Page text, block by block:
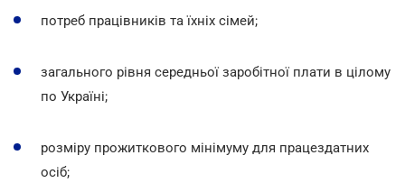
потреб працівників та їхніх сімей;
загального рівня середньої заробітної плати в цілому
по Україні;
розміру прожиткового мінімуму для працездатних
осіб;